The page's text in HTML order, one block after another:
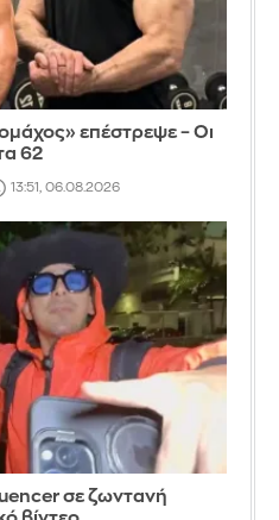
επέστρεψε – Οι
62
13:51, 06.08.2026
σε ζωντανή